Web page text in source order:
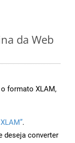
da Web
formato XLAM,
.
deseja converter